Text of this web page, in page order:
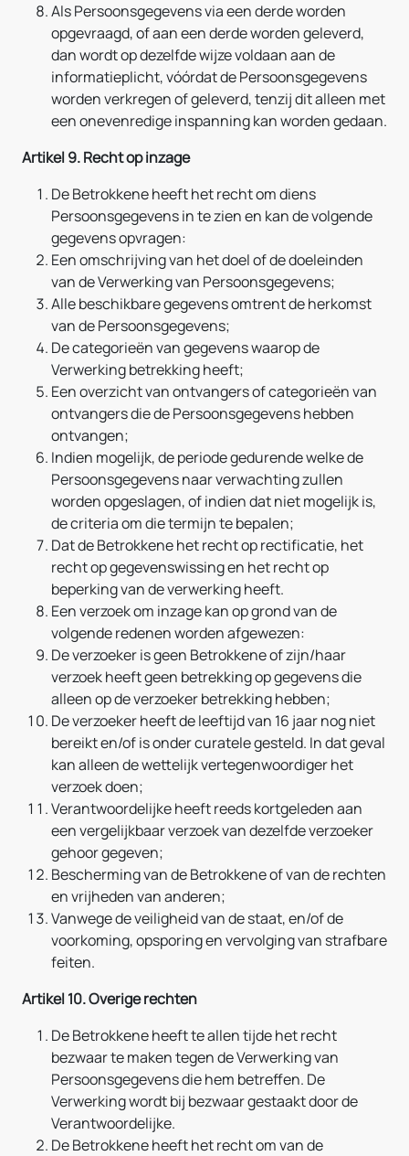
Als Persoonsgegevens via een derde worden
opgevraagd, of aan een derde worden geleverd,
dan wordt op dezelfde wijze voldaan aan de
informatieplicht, vóórdat de Persoonsgegevens
worden verkregen of geleverd, tenzij dit alleen met
een onevenredige inspanning kan worden gedaan.
Artikel 9. Recht op inzage
De Betrokkene heeft het recht om diens
Persoonsgegevens in te zien en kan de volgende
gegevens opvragen:
Een omschrijving van het doel of de doeleinden
van de Verwerking van Persoonsgegevens;
Alle beschikbare gegevens omtrent de herkomst
van de Persoonsgegevens;
De categorieën van gegevens waarop de
Verwerking betrekking heeft;
Een overzicht van ontvangers of categorieën van
ontvangers die de Persoonsgegevens hebben
ontvangen;
Indien mogelijk, de periode gedurende welke de
Persoonsgegevens naar verwachting zullen
worden opgeslagen, of indien dat niet mogelijk is,
de criteria om die termijn te bepalen;
Dat de Betrokkene het recht op rectificatie, het
recht op gegevenswissing en het recht op
beperking van de verwerking heeft.
Een verzoek om inzage kan op grond van de
volgende redenen worden afgewezen:
De verzoeker is geen Betrokkene of zijn/haar
verzoek heeft geen betrekking op gegevens die
alleen op de verzoeker betrekking hebben;
De verzoeker heeft de leeftijd van 16 jaar nog niet
bereikt en/of is onder curatele gesteld. In dat geval
kan alleen de wettelijk vertegenwoordiger het
verzoek doen;
Verantwoordelijke heeft reeds kortgeleden aan
een vergelijkbaar verzoek van dezelfde verzoeker
gehoor gegeven;
Bescherming van de Betrokkene of van de rechten
en vrijheden van anderen;
Vanwege de veiligheid van de staat, en/of de
voorkoming, opsporing en vervolging van strafbare
feiten.
Artikel 10. Overige rechten
De Betrokkene heeft te allen tijde het recht
bezwaar te maken tegen de Verwerking van
Persoonsgegevens die hem betreffen. De
Verwerking wordt bij bezwaar gestaakt door de
Verantwoordelijke.
De Betrokkene heeft het recht om van de